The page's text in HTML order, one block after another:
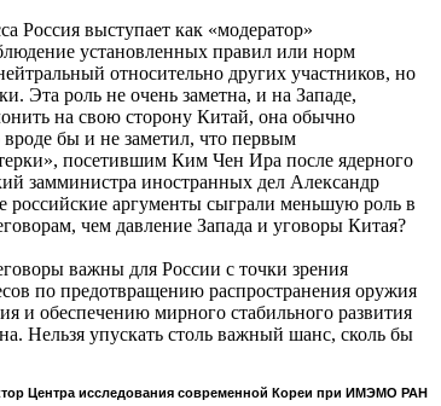
Россия выступает как «модератор»
установленных правил или норм
относительно других участников, но
Эта роль не очень заметна, и на Западе,
на свою сторону Китай, она обычно
вроде бы и не заметил, что первым
посетившим Ким Чен Ира после ядерного
замминистра иностранных дел Александр
российские аргументы сыграли меньшую роль в
чем давление Запада и уговоры Китая?
важны для России с точки зрения
по предотвращению распространения оружия
и обеспечению мирного стабильного развития
Нельзя упускать столь важный шанс, сколь бы
Центра исследования современной Кореи при ИМЭМО РАН